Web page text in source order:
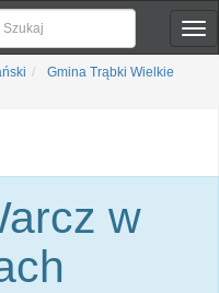
Gmina Trąbki Wielkie
w